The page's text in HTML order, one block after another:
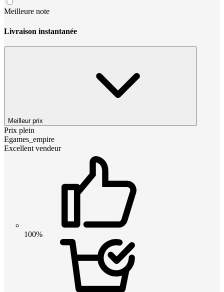
Meilleure note
Livraison instantanée
Meilleur prix
Prix plein
Egames_empire
Excellent vendeur
100%